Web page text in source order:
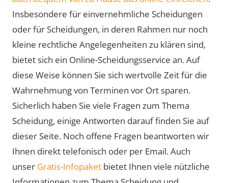
Insbesondere für einvernehmliche Scheidungen
oder für Scheidungen, in deren Rahmen nur noch
kleine rechtliche Angelegenheiten zu klären sind,
bietet sich ein Online-Scheidungsservice an. Auf
diese Weise können Sie sich wertvolle Zeit für die
Wahrnehmung von Terminen vor Ort sparen.
Sicherlich haben Sie viele Fragen zum Thema
Scheidung, einige Antworten darauf finden Sie auf
dieser Seite. Noch offene Fragen beantworten wir
Ihnen direkt telefonisch oder per Email. Auch
unser Gratis-Infopaket bietet Ihnen viele nützliche